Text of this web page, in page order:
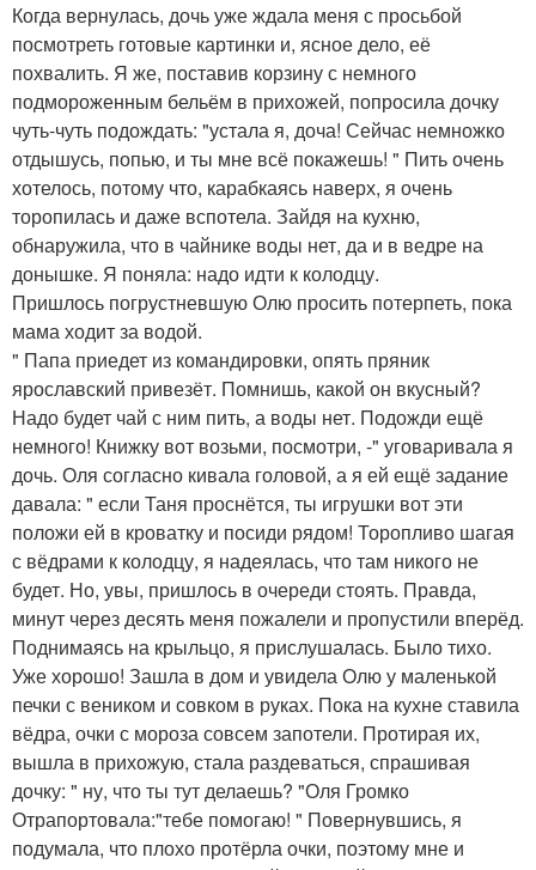
Когда вернулась, дочь уже ждала меня с просьбой
посмотреть готовые картинки и, ясное дело, её
похвалить. Я же, поставив корзину с немного
подмороженным бельём в прихожей, попросила дочку
чуть-чуть подождать: "устала я, доча! Сейчас немножко
отдышусь, попью, и ты мне всё покажешь! " Пить очень
хотелось, потому что, карабкаясь наверх, я очень
торопилась и даже вспотела. Зайдя на кухню,
обнаружила, что в чайнике воды нет, да и в ведре на
донышке. Я поняла: надо идти к колодцу.
Пришлось погрустневшую Олю просить потерпеть, пока
мама ходит за водой.
" Папа приедет из командировки, опять пряник
ярославский привезёт. Помнишь, какой он вкусный?
Надо будет чай с ним пить, а воды нет. Подожди ещё
немного! Книжку вот возьми, посмотри, -" уговаривала я
дочь. Оля согласно кивала головой, а я ей ещё задание
давала: " если Таня проснётся, ты игрушки вот эти
положи ей в кроватку и посиди рядом! Торопливо шагая
с вёдрами к колодцу, я надеялась, что там никого не
будет. Но, увы, пришлось в очереди стоять. Правда,
минут через десять меня пожалели и пропустили вперёд.
Поднимаясь на крыльцо, я прислушалась. Было тихо.
Уже хорошо! Зашла в дом и увидела Олю у маленькой
печки с веником и совком в руках. Пока на кухне ставила
вёдра, очки с мороза совсем запотели. Протирая их,
вышла в прихожую, стала раздеваться, спрашивая
дочку: " ну, что ты тут делаешь? "Оля Громко
Отрапортовала:"тебе помогаю! " Повернувшись, я
подумала, что плохо протёрла очки, поэтому мне и